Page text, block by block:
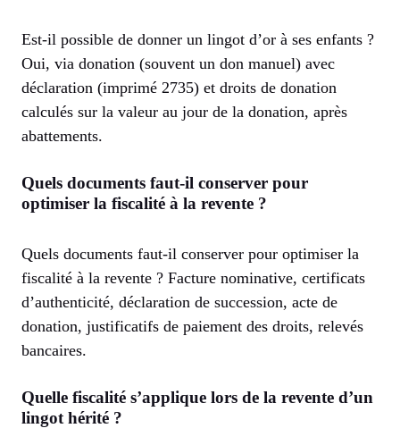
Est-il possible de donner un lingot d’or à ses enfants ?
Oui, via donation (souvent un don manuel) avec
déclaration (imprimé 2735) et droits de donation
calculés sur la valeur au jour de la donation, après
abattements.
Quels documents faut-il conserver pour
optimiser la fiscalité à la revente ?
Quels documents faut-il conserver pour optimiser la
fiscalité à la revente ? Facture nominative, certificats
d’authenticité, déclaration de succession, acte de
donation, justificatifs de paiement des droits, relevés
bancaires.
Quelle fiscalité s’applique lors de la revente d’un
lingot hérité ?